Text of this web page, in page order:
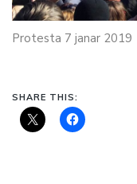
Protesta 7 janar 2019
SHARE THIS: